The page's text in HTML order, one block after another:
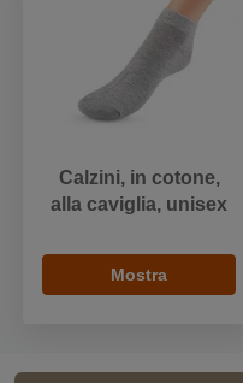
Calzini, in cotone,
alla caviglia, unisex
Mostra